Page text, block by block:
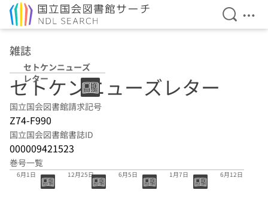
検索を
メ
雑誌
セトケンニューズ
レター
セトケンニューズレター
国立国会図書館請求記号
Z74-F990
国立国会図書館書誌ID
000009421523
巻号一覧
48号 2026年
6月1日
12月25日
6月5日
1月7日
6月12日